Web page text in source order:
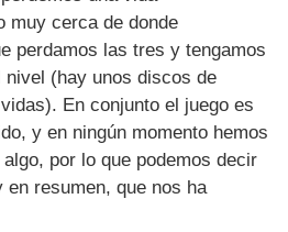
muy cerca de donde
perdamos las tres y tengamos
(hay unos discos de
En conjunto el juego es
y en ningún momento hemos
por lo que podemos decir
resumen, que nos ha